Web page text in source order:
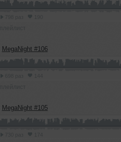
MegaNight #106
MegaNight #105